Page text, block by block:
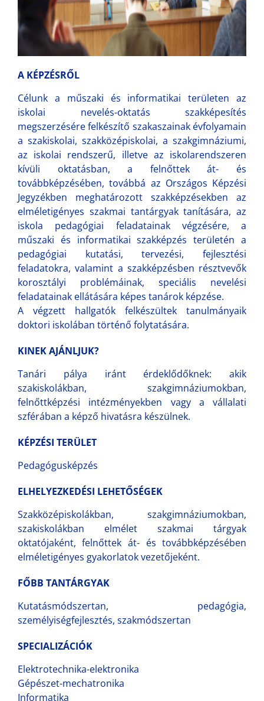
A KÉPZÉSRŐL
Célunk a műszaki és informatikai területen az
iskolai nevelés-oktatás szakképesítés
megszerzésére felkészítő szakaszainak évfolyamain
a szakiskolai, szakközépiskolai, a szakgimnáziumi,
az iskolai rendszerű, illetve az iskolarendszeren
kívüli oktatásban, a felnőttek át- és
továbbképzésében, továbbá az Országos Képzési
Jegyzékben meghatározott szakképzésekben az
elméletigényes szakmai tantárgyak tanítására, az
iskola pedagógiai feladatainak végzésére, a
műszaki és informatikai szakképzés területén a
pedagógiai kutatási, tervezési, fejlesztési
feladatokra, valamint a szakképzésben résztvevők
korosztályi problémáinak, speciális nevelési
feladatainak ellátására képes tanárok képzése.
A végzett hallgatók felkészültek tanulmányaik
doktori iskolában történő folytatására.
KINEK AJÁNLJUK?
Tanári pálya iránt érdeklődőknek: akik
szakiskolákban, szakgimnáziumokban,
felnőttképzési intézményekben vagy a vállalati
szférában a képző hivatásra készülnek.
KÉPZÉSI TERÜLET
Pedagógusképzés
ELHELYEZKEDÉSI LEHETŐSÉGEK
Szakközépiskolákban, szakgimnáziumokban,
szakiskolákban elmélet szakmai tárgyak
oktatójaként, felnőttek át- és továbbképzésében
elméletigényes gyakorlatok vezetőjeként.
FŐBB TANTÁRGYAK
Kutatásmódszertan, pedagógia,
személyiségfejlesztés, szakmódszertan
SPECIALIZÁCIÓK
Elektrotechnika-elektronika
Gépészet-mechatronika
Informatika